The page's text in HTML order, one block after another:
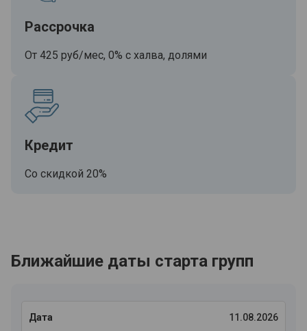
Рассрочка
От 425 руб/мес, 0% с халва, долями
Кредит
Со скидкой 20%
Ближайшие даты старта групп
11.08.2026